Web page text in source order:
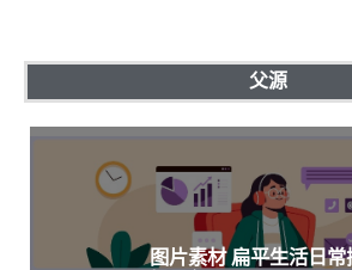
父源
图片素材 扁平生活日常